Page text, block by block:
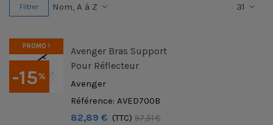
Filtrer Nom, A à Z 31
PROMO !
-15%
Avenger Bras Support
Pour Réflecteur
Avenger
Référence: AVED700B
82,89 € (TTC) 97,51 €